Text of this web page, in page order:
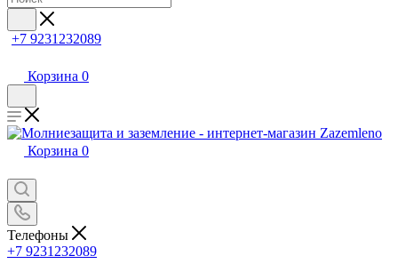
+7 9231232089
Корзина 0
Корзина 0
Телефоны
+7 9231232089